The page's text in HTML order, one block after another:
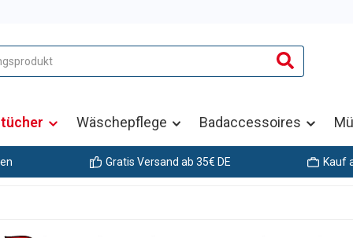
Wäschepflege Badaccessoires
Gratis Versand ab 35€ DE Kauf